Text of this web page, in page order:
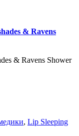
& Ravens
& Ravens Shower
, Lip Sleeping